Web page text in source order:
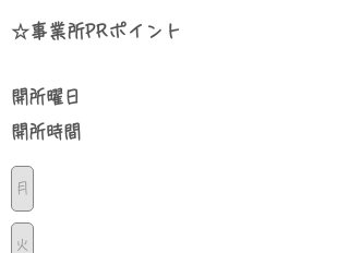
☆事業所PRポイント
​開所曜日
​開所時間
月
火